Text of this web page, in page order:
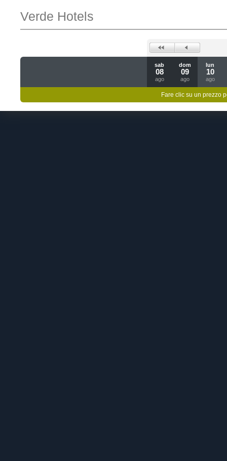
Verde Hotels
sab
08
ago
dom
09
ago
lun
10
ago
Fare clic su un prezzo